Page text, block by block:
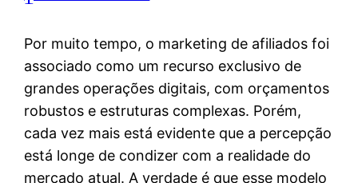
Por muito tempo, o marketing de afiliados foi
associado como um recurso exclusivo de
grandes operações digitais, com orçamentos
robustos e estruturas complexas. Porém,
cada vez mais está evidente que a percepção
está longe de condizer com a realidade do
mercado atual. A verdade é que esse modelo